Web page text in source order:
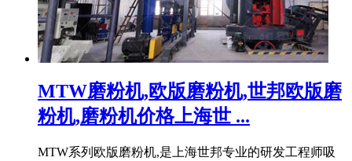
MTW磨粉机,欧版磨粉机,世邦欧版磨
粉机,磨粉机价格上海世 ...
MTW系列欧版磨粉机,是上海世邦专业的研发工程师吸